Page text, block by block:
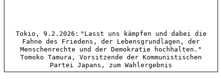
Tokio, 9.2.2026: "Lasst uns kämpfen und dabei die
Fahne des Friedens, der Lebensgrundlagen, der
Menschenrechte und der Demokratie hochhalten."
Tomoko Tamura, Vorsitzende der Kommunistischen
Partei Japans, zum Wahlergebnis